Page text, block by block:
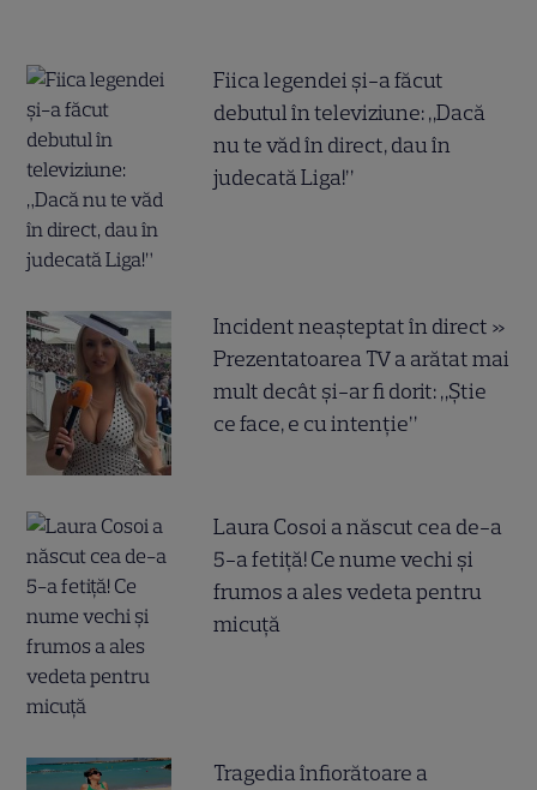
Fiica legendei și-a făcut
debutul în televiziune: „Dacă
nu te văd în direct, dau în
judecată Liga!”
Incident neașteptat în direct »
Prezentatoarea TV a arătat mai
mult decât și-ar fi dorit: „Știe
ce face, e cu intenție”
Laura Cosoi a născut cea de-a
5-a fetiță! Ce nume vechi și
frumos a ales vedeta pentru
micuță
Tragedia înfiorătoare a